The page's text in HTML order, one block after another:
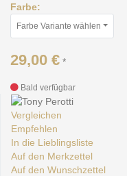
Farbe:
Farbe Variante wählen
29,00 € *
Bald verfügbar
Vergleichen
Empfehlen
In die Lieblingsliste
Auf den Merkzettel
Auf den Wunschzettel